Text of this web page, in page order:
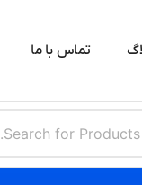
تماس با ما